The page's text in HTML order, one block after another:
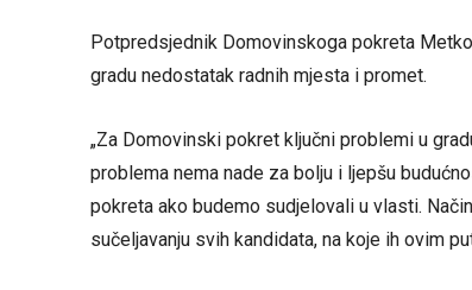
Potpredsjednik Domovinskoga pokreta
gradu nedostatak radnih mjesta i promet.
„Za Domovinski pokret ključni problemi u
problema nema nade za bolju i ljepšu
pokreta ako budemo sudjelovali u vlasti.
sučeljavanju svih kandidata, na koje ih ovim